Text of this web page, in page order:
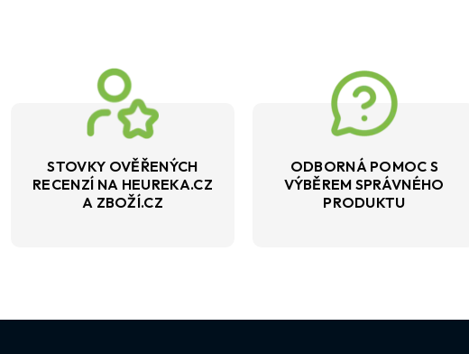
STOVKY OVĚŘENÝCH
RECENZÍ NA HEUREKA.CZ
A ZBOŽÍ.CZ
ODBORNÁ POMOC S
VÝBĚREM SPRÁVNÉHO
PRODUKTU